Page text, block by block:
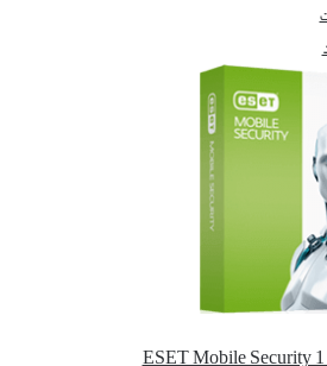
ESET Mobile Security